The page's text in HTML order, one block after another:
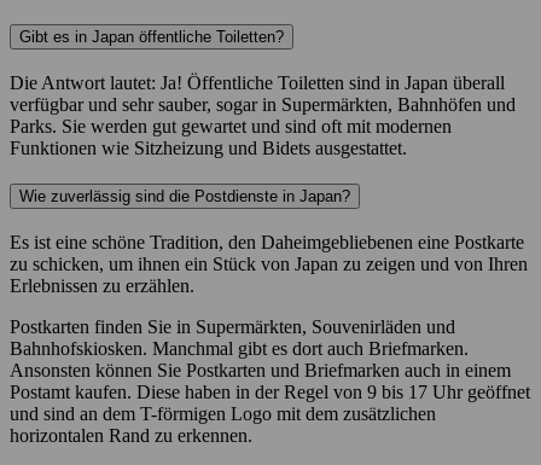
Gibt es in Japan öffentliche Toiletten?
Die Antwort lautet: Ja! Öffentliche Toiletten sind in Japan überall
verfügbar und sehr sauber, sogar in Supermärkten, Bahnhöfen und
Parks. Sie werden gut gewartet und sind oft mit modernen
Funktionen wie Sitzheizung und Bidets ausgestattet.
Wie zuverlässig sind die Postdienste in Japan?
Es ist eine schöne Tradition, den Daheimgebliebenen eine Postkarte
zu schicken, um ihnen ein Stück von Japan zu zeigen und von Ihren
Erlebnissen zu erzählen.
Postkarten finden Sie in Supermärkten, Souvenirläden und
Bahnhofskiosken. Manchmal gibt es dort auch Briefmarken.
Ansonsten können Sie Postkarten und Briefmarken auch in einem
Postamt kaufen. Diese haben in der Regel von 9 bis 17 Uhr geöffnet
und sind an dem T-förmigen Logo mit dem zusätzlichen
horizontalen Rand zu erkennen.